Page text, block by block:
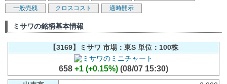
一般売残
クロスコスト 適時開示
ミサワの銘柄基本情報
【3169】ミサワ 市場：東S 単位：100株
658 +1 (+0.15%) (08/07 15:30)